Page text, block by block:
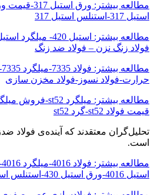
استیل 317-استنلس استیل 317
فولاد زنگ نزن – فولاد ضد زنگ
حرارت-فولاد نسوز-فولاد مخزن سازی
قیمت فولاد st52-گرد st52
تحلیل‌گران معتقدند که آینده‌ی فولاد
است.
استیل 4016-ورق استیل 430-استنلس استیل